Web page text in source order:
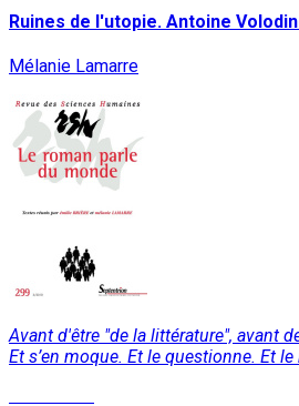
Ruines de l'utopie. Antoine
Mélanie Lamarre
Avant d'être "de la littérature", avant
Et s’en moque. Et le questionne. Et le